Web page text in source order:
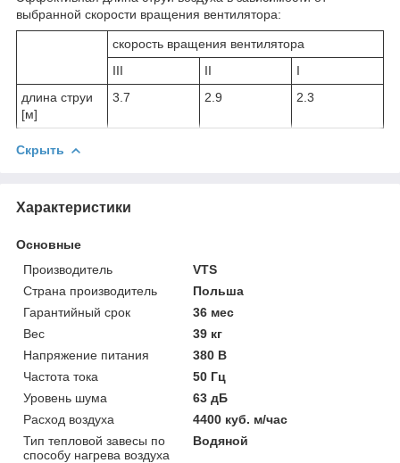
выбранной скорости вращения вентилятора:
скорость вращения вентилятора
III
II
I
длина струи
[м]
3.7 2.9 2.3
Скрыть
Характеристики
Основные
Производитель
VTS
Страна производитель
Польша
Гарантийный срок
36 мес
Вес
39 кг
Напряжение питания
380 В
Частота тока
50 Гц
Уровень шума
63 дБ
Расход воздуха
4400 куб. м/час
Тип тепловой завесы по
способу нагрева воздуха
Водяной